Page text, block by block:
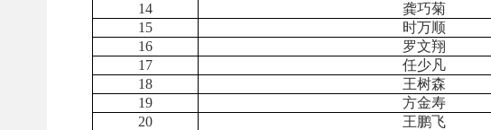
14
龚巧菊
15
时万顺
16
罗文翔
17
任少凡
18
王树森
19
方金寿
20
王鹏飞